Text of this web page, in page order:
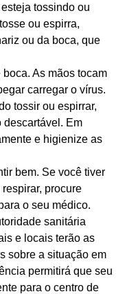
tossindo ou
ou espirra,
ou da boca, que
As mãos tocam
carregar o vírus.
tossir ou espirrar,
descartável. Em
e higienize as
bem. Se você tiver
procure
o seu médico.
sanitária
e locais terão as
sobre a situação em
permitirá que seu
para o centro de